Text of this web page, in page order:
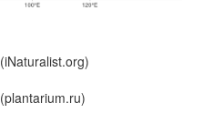
(iNaturalist.org)
(plantarium.ru)